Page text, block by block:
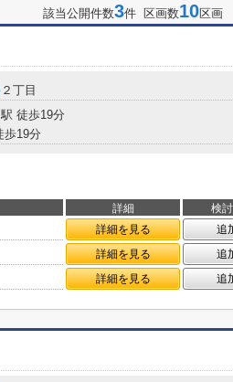
該当公開件数3件 区画数10区画
２丁目
駅 徒歩19分
歩19分
詳細 検
詳細を見る 追
詳細を見る 追
詳細を見る 追